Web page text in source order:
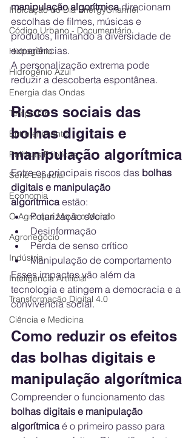
Indicação do Dia EnergyChannel
Código Urbano - Documentário
Hidrogênio
Hidrogênio Azul
Energia das Ondas
Tempo OK
Entretenimento
Políticas Públicas
Série Especial
Economia
O Agro que Move o Mundo
Agronegócio
Indústria
Inteligência Artificial
Transformação Digital 4.0
Ciência e Medicina
manipulação algorítmica direcionam
escolhas de filmes, músicas e
produtos, limitando a diversidade de
experiências.
A personalização extrema pode
reduzir a descoberta espontânea.
Riscos sociais das
bolhas digitais e
manipulação algorítmica
Entre os principais riscos das bolhas
digitais e manipulação
algorítmica estão:
Polarização social
Desinformação
Perda de senso crítico
Manipulação de comportamento
Esses impactos vão além da
tecnologia e atingem a democracia e a
convivência social.
Como reduzir os efeitos
das bolhas digitais e
manipulação algorítmica
Compreender o funcionamento das
bolhas digitais e manipulação
algorítmica é o primeiro passo para